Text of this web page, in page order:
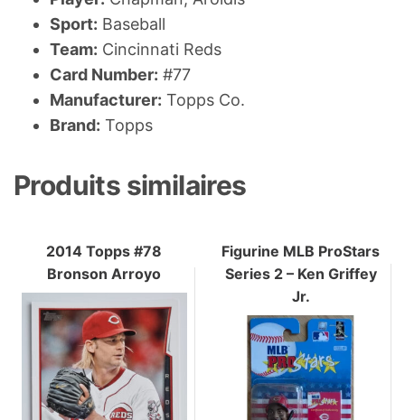
Sport: Baseball
Team: Cincinnati Reds
Card Number: #77
Manufacturer: Topps Co.
Brand: Topps
Produits similaires
2014 Topps #78
Bronson Arroyo
Figurine MLB ProStars
Series 2 – Ken Griffey
Jr.